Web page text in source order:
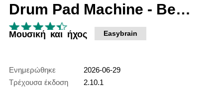
Drum Pad Machine - Beat Maker
Μουσική και ήχος Easybrain
Ενημερώθηκε
2026-06-29
Τρέχουσα έκδοση
2.10.1